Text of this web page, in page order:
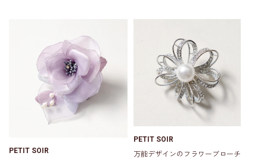
PETIT SOIR
PETIT SOIR
万能デザインのフラワーブローチ